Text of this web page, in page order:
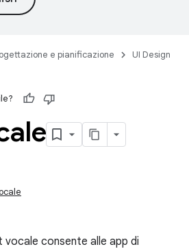
e pianificazione
UI Design
vocale consente alle app di